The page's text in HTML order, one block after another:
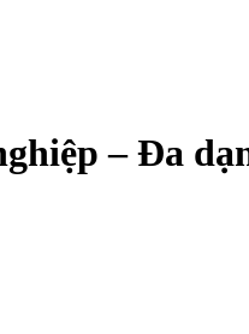
– Đa